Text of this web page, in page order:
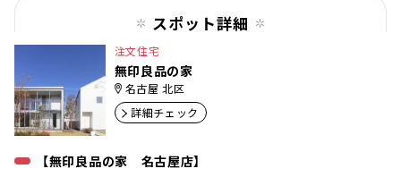
スポット詳細
注文住宅
無印良品の家
名古屋 北区
詳細チェック
【無印良品の家 名古屋店】